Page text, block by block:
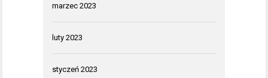
marzec 2023
luty 2023
styczeń 2023